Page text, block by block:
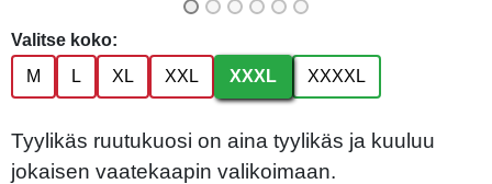
Valitse koko:
M
L XL XXL XXXL XXXXL
Tyylikäs ruutukuosi on aina tyylikäs ja kuuluu
jokaisen vaatekaapin valikoimaan.